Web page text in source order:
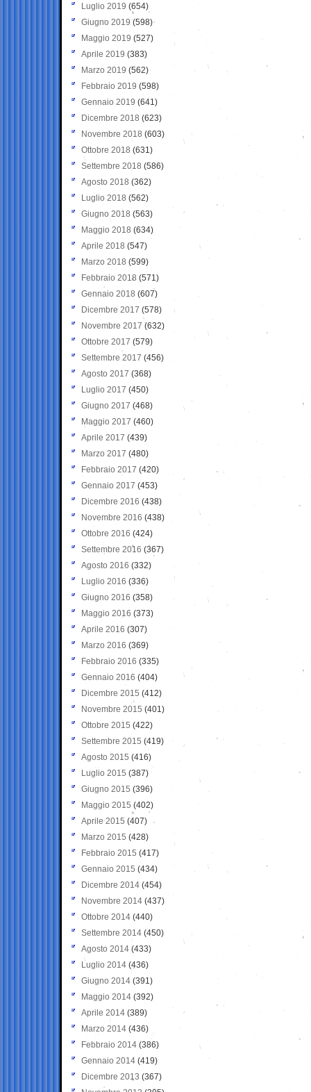
Luglio 2019 (654)
Giugno 2019 (598)
Maggio 2019 (527)
Aprile 2019 (383)
Marzo 2019 (562)
Febbraio 2019 (598)
Gennaio 2019 (641)
Dicembre 2018 (623)
Novembre 2018 (603)
Ottobre 2018 (631)
Settembre 2018 (586)
Agosto 2018 (362)
Luglio 2018 (562)
Giugno 2018 (563)
Maggio 2018 (634)
Aprile 2018 (547)
Marzo 2018 (599)
Febbraio 2018 (571)
Gennaio 2018 (607)
Dicembre 2017 (578)
Novembre 2017 (632)
Ottobre 2017 (579)
Settembre 2017 (456)
Agosto 2017 (368)
Luglio 2017 (450)
Giugno 2017 (468)
Maggio 2017 (460)
Aprile 2017 (439)
Marzo 2017 (480)
Febbraio 2017 (420)
Gennaio 2017 (453)
Dicembre 2016 (438)
Novembre 2016 (438)
Ottobre 2016 (424)
Settembre 2016 (367)
Agosto 2016 (332)
Luglio 2016 (336)
Giugno 2016 (358)
Maggio 2016 (373)
Aprile 2016 (307)
Marzo 2016 (369)
Febbraio 2016 (335)
Gennaio 2016 (404)
Dicembre 2015 (412)
Novembre 2015 (401)
Ottobre 2015 (422)
Settembre 2015 (419)
Agosto 2015 (416)
Luglio 2015 (387)
Giugno 2015 (396)
Maggio 2015 (402)
Aprile 2015 (407)
Marzo 2015 (428)
Febbraio 2015 (417)
Gennaio 2015 (434)
Dicembre 2014 (454)
Novembre 2014 (437)
Ottobre 2014 (440)
Settembre 2014 (450)
Agosto 2014 (433)
Luglio 2014 (436)
Giugno 2014 (391)
Maggio 2014 (392)
Aprile 2014 (389)
Marzo 2014 (436)
Febbraio 2014 (386)
Gennaio 2014 (419)
Dicembre 2013 (367)